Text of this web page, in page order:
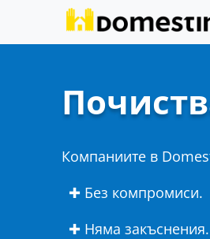
Компаниите в
✚ Без компромиси.
✚ Няма закъснения.